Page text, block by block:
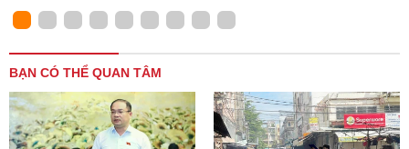
BẠN CÓ THỂ QUAN TÂM